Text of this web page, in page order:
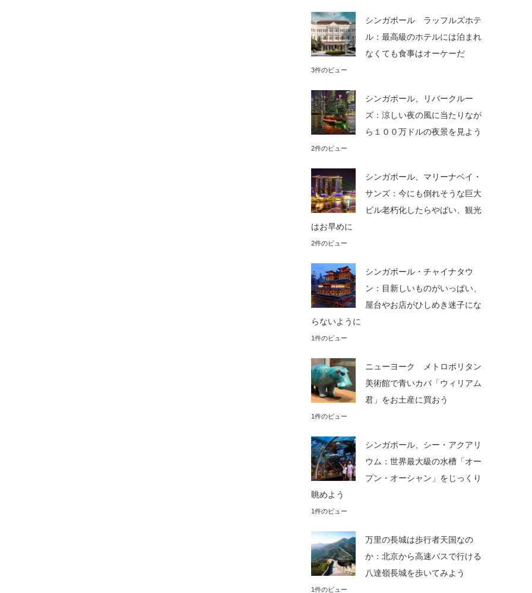
シンガポール ラッフルズホテ
ル：最高級のホテルには泊まれ
なくても食事はオーケーだ
3件のビュー
シンガポール、リバークルー
ズ：涼しい夜の風に当たりなが
ら１００万ドルの夜景を見よう
2件のビュー
シンガポール、マリーナベイ・
サンズ：今にも倒れそうな巨大
ビル老朽化したらやばい、観光
はお早めに
2件のビュー
シンガポール・チャイナタウ
ン：目新しいものがいっぱい、
屋台やお店がひしめき迷子にな
らないように
1件のビュー
ニューヨーク メトロポリタン
美術館で青いカバ「ウィリアム
君」をお土産に買おう
1件のビュー
シンガポール、シー・アクアリ
ウム：世界最大級の水槽「オー
プン・オーシャン」をじっくり
眺めよう
1件のビュー
万里の長城は歩行者天国なの
か：北京から高速バスで行ける
八達嶺長城を歩いてみよう
1件のビュー